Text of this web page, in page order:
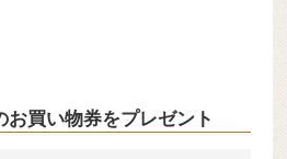
お買い物券をプレゼント